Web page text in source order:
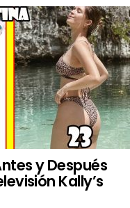
y Después
Kally’s